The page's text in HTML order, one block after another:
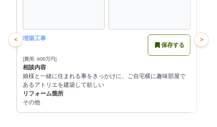
<
増築工事
保存する
[費用: 600万円]
相談内容
娘様と一緒に住まれる事をきっかけに、ご自宅横に趣味部屋で
あるアトリエを建築して欲しい
リフォーム箇所
その他
玄関
>